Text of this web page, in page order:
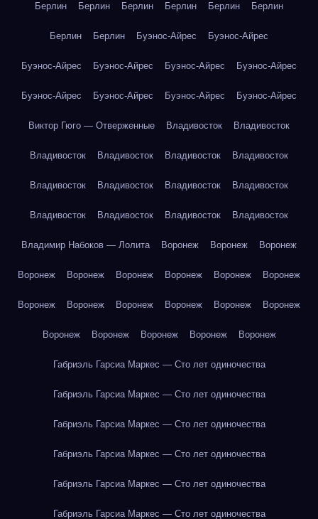
Берлин Берлин Берлин Берлин Берлин Берлин
Берлин Берлин Буэнос-Айрес Буэнос-Айрес
Буэнос-Айрес Буэнос-Айрес Буэнос-Айрес Буэнос-Айрес
Буэнос-Айрес Буэнос-Айрес Буэнос-Айрес Буэнос-Айрес
Виктор Гюго — Отверженные Владивосток Владивосток
Владивосток Владивосток Владивосток Владивосток
Владивосток Владивосток Владивосток Владивосток
Владивосток Владивосток Владивосток Владивосток
Владимир Набоков — Лолита Воронеж Воронеж Воронеж
Воронеж Воронеж Воронеж Воронеж Воронеж Воронеж
Воронеж Воронеж Воронеж Воронеж Воронеж Воронеж
Воронеж Воронеж Воронеж Воронеж Воронеж
Габриэль Гарсиа Маркес — Сто лет одиночества
Габриэль Гарсиа Маркес — Сто лет одиночества
Габриэль Гарсиа Маркес — Сто лет одиночества
Габриэль Гарсиа Маркес — Сто лет одиночества
Габриэль Гарсиа Маркес — Сто лет одиночества
Габриэль Гарсиа Маркес — Сто лет одиночества